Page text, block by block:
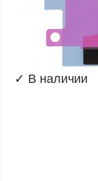
✓ В наличии